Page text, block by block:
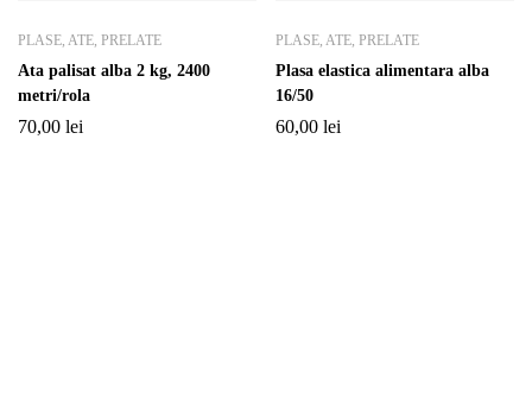
PLASE, ATE, PRELATE
Ata palisat alba 2 kg, 2400
metri/rola
70,00 lei
PLASE, ATE, PRELATE
Plasa elastica alimentara alba
16/50
60,00 lei